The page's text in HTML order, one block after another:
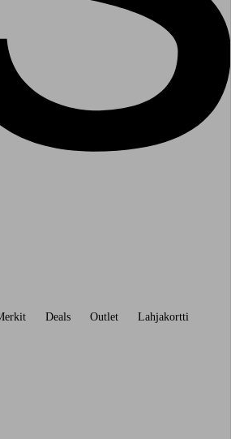
Deals Outlet Lahjakortti